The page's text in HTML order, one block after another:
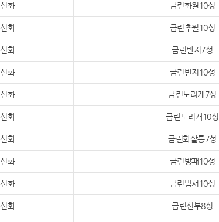
신화 금린화월10성
신화 금린추월10성
신화 금린반지7성
신화 금린반지10성
신화 금린노리개7성
신화 금린노리개10성
신화 금린화살통7성
신화 금린방패10성
신화 금린법서10성
신화 금린신부8성